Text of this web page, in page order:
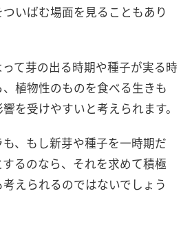
いばむ場面を見ることもあり
て芽の出る時期や種子が実る時
植物性のものを食べる生きも
を受けやすいと考えられます。
、もし新芽や種子を一時期だ
るのなら、それを求めて積極
えられるのではないでしょう